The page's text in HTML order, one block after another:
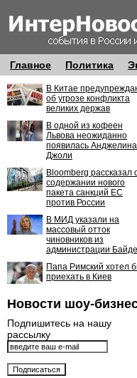
Главное Политика
В Китае
об угрозе конфликта
великих держав
В одной из кофеен
Львова неожиданно
появилась Анджелина
Джоли
Bloomberg рассказал
содержании нового
пакета санкций ЕС
против России
В МИД указали на
массовый отток
чиновников из
администрации
Папа Римский хотел
приехать в Киев
Новости шоу-
Подпишитесь на нашу
рассылку